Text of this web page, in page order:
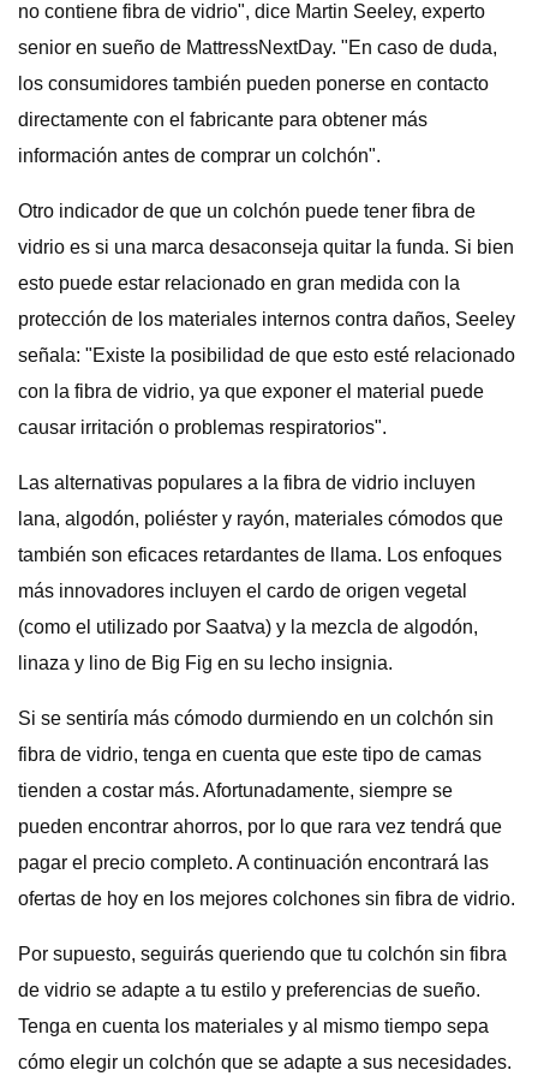
no contiene fibra de vidrio", dice Martin Seeley, experto
senior en sueño de MattressNextDay. "En caso de duda,
los consumidores también pueden ponerse en contacto
directamente con el fabricante para obtener más
información antes de comprar un colchón".
Otro indicador de que un colchón puede tener fibra de
vidrio es si una marca desaconseja quitar la funda. Si bien
esto puede estar relacionado en gran medida con la
protección de los materiales internos contra daños, Seeley
señala: "Existe la posibilidad de que esto esté relacionado
con la fibra de vidrio, ya que exponer el material puede
causar irritación o problemas respiratorios".
Las alternativas populares a la fibra de vidrio incluyen
lana, algodón, poliéster y rayón, materiales cómodos que
también son eficaces retardantes de llama. Los enfoques
más innovadores incluyen el cardo de origen vegetal
(como el utilizado por Saatva) y la mezcla de algodón,
linaza y lino de Big Fig en su lecho insignia.
Si se sentiría más cómodo durmiendo en un colchón sin
fibra de vidrio, tenga en cuenta que este tipo de camas
tienden a costar más. Afortunadamente, siempre se
pueden encontrar ahorros, por lo que rara vez tendrá que
pagar el precio completo. A continuación encontrará las
ofertas de hoy en los mejores colchones sin fibra de vidrio.
Por supuesto, seguirás queriendo que tu colchón sin fibra
de vidrio se adapte a tu estilo y preferencias de sueño.
Tenga en cuenta los materiales y al mismo tiempo sepa
cómo elegir un colchón que se adapte a sus necesidades.